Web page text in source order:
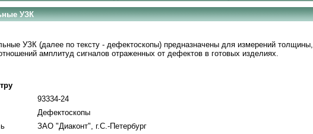
УЗК
УЗК (далее по тексту - дефектоскопы) предназначены для измерений толщины,
амплитуд сигналов отраженных от дефектов в готовых изделиях.
93334-24
Дефектоскопы
ЗАО "Диаконт", г.С.-Петербург